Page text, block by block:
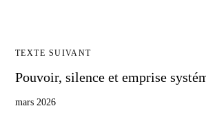
TEXTE SUIVANT
Pouvoir, silence et emprise
mars 2026